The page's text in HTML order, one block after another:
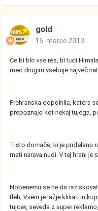
gold
15. marec 2013
Če bi blo vse res, bi tudi
med drugim vsebuje največ
Prehranska dopolnila, katera
prepoznajo kot nekaj tujega,
Tisto domače, ki je pridelano
mati narava nudi. V tej hrani je
Nobenemu se ne da
tleh, Vsem je lažje klikati in
tujcev, seveda z super